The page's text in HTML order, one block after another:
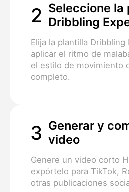
2 Seleccione la
Dribbling
Elija la plantilla Dribbling
aplicar el ritmo de
el estilo de movimiento
completo.
3 Generar y
video
Genere un video corto
expórtelo para TikTok,
otras publicaciones